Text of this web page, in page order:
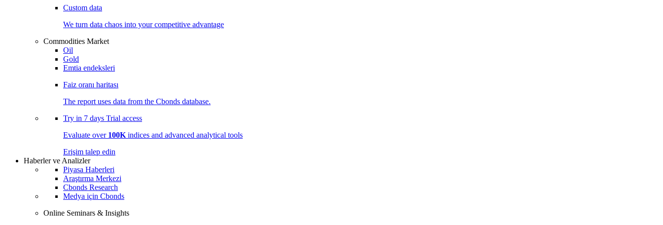
Custom data
We turn data chaos into your competitive advantage
Commodities Market
Oil
Gold
Emtia endeksleri
Faiz oranı haritası
The report uses data from the Cbonds database.
Try in 7 days Trial access
Evaluate over 100K indices and advanced analytical tools
Erişim talep edin
Haberler ve Analizler
Piyasa Haberleri
Araştırma Merkezi
Cbonds Research
Medya için Cbonds
Online Seminars & Insights